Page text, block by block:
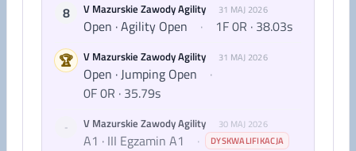
8 V Mazurskie Zawody Agility 31 MAJ 2026
Open · Agility Open ·
1F 0R · 38.03s
🏆
V Mazurskie Zawody Agility 31 MAJ 2026
Open · Jumping Open
·
0F 0R · 35.79s
- V Mazurskie Zawody Agility 30 MAJ 2026
A1 · III Egzamin A1 · DYSKWALIFIKACJA